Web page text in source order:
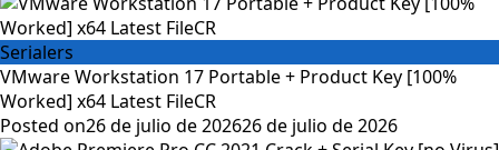
Serialers
VMware Workstation 17 Portable + Product Key [100%
Worked] x64 Latest FileCR
Posted on26 de julio de 202626 de julio de 2026